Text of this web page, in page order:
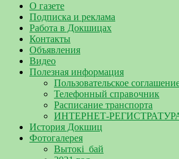
О газете
Подписка и реклама
Работа в Докшицах
Контакты
Объявления
Видео
Полезная информация
Пользовательское
Телефонный справочник
Расписание транспорта
ИНТЕРНЕТ-
История Докшиц
Фотогалерея
Вытокі_бай